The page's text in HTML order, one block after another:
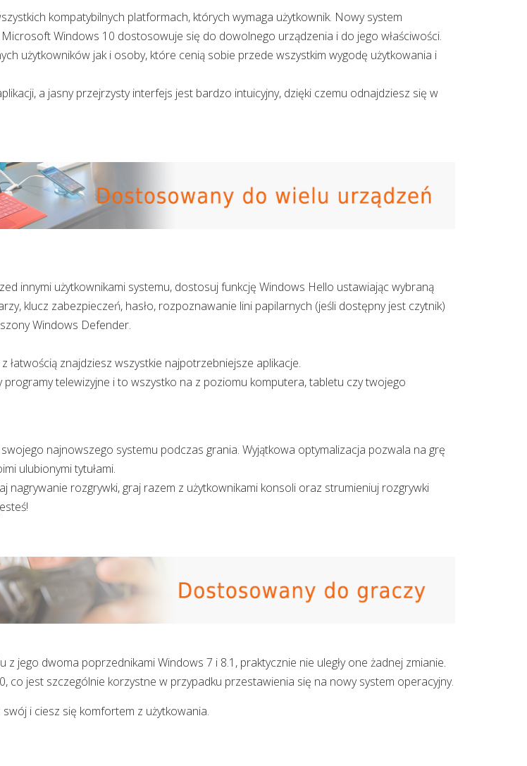
kompatybilnych platformach, których wymaga użytkownik. Nowy system
Windows 10 dostosowuje się do dowolnego urządzenia i do jego właściwości.
użytkowników jak i osoby, które cenią sobie przede wszystkim wygodę użytkowania i
a jasny przejrzysty interfejs jest bardzo intuicyjny, dzięki czemu odnajdziesz się w
innymi użytkownikami systemu, dostosuj funkcję Windows Hello ustawiając wybraną
klucz zabezpieczeń, hasło, rozpoznawanie lini papilarnych (jeśli dostępny jest czytnik)
Windows Defender.
znajdziesz wszystkie najpotrzebniejsze aplikacje.
programy telewizyjne i to wszystko na z poziomu komputera, tabletu czy twojego
najnowszego systemu podczas grania. Wyjątkowa optymalizacja pozwala na grę
ulubionymi tytułami.
nagrywanie rozgrywki, graj razem z użytkownikami konsoli oraz strumieniuj rozgrywki
jego dwoma poprzednikami Windows 7 i 8.1, praktycznie nie uległy one żadnej zmianie.
jest szczególnie korzystne w przypadku przestawienia się na nowy system operacyjny.
i ciesz się komfortem z użytkowania.